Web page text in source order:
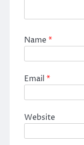
Name*
Email *
Website